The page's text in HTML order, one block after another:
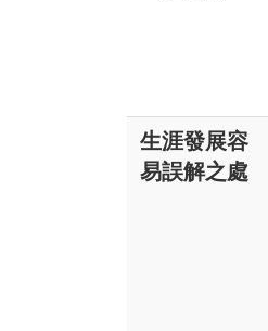
生涯發展容
易誤解之處